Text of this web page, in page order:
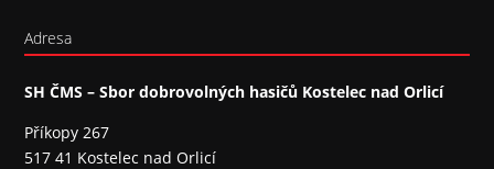
Adresa
SH ČMS – Sbor dobrovolných hasičů Kostelec nad Orlicí
Příkopy 267
517 41 Kostelec nad Orlicí